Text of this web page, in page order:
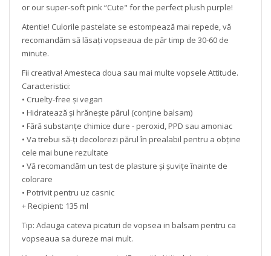
or our super-soft pink “Cute" for the perfect plush purple!
Atentie! Culorile pastelate se estompează mai repede, vă
recomandăm să lăsați vopseaua de păr timp de 30-60 de
minute.
Fii creativa! Amesteca doua sau mai multe vopsele Attitude.
Caracteristici:
• Cruelty-free și vegan
• Hidratează și hrănește părul (conține balsam)
• Fără substanțe chimice dure - peroxid, PPD sau amoniac
• Va trebui să-ți decolorezi părul în prealabil pentru a obține
cele mai bune rezultate
• Vă recomandăm un test de plasture și șuvițe înainte de
colorare
• Potrivit pentru uz casnic
+ Recipient: 135 ml
Tip: Adauga cateva picaturi de vopsea in balsam pentru ca
vopseaua sa dureze mai mult.